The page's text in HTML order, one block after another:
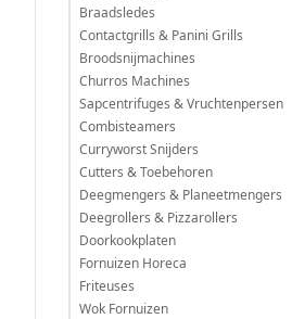
Braadsledes
Contactgrills & Panini Grills
Broodsnijmachines
Churros Machines
Sapcentrifuges & Vruchtenpersen
Combisteamers
Curryworst Snijders
Cutters & Toebehoren
Deegmengers & Planeetmengers
Deegrollers & Pizzarollers
Doorkookplaten
Fornuizen Horeca
Friteuses
Wok Fornuizen